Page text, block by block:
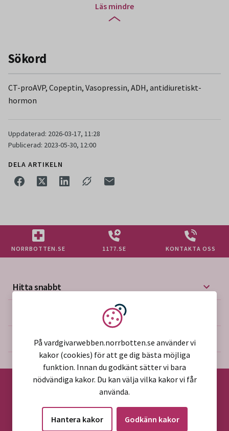
Läs mindre
Sökord
CT-proAVP, Copeptin, Vasopressin, ADH, antidiuretiskt-
hormon
Uppdaterad: 2026-03-17, 11:28
Publicerad: 2023-05-30, 12:00
DELA ARTIKELN
NORRBOTTEN.SE 1177.SE KONTAKTA OSS
Hitta snabbt
Mer på vårdgivarwebben
Om webbplatsen
©2026 Region Norrbotten
Vi använder kakor
På vardgivarwebben.norrbotten.se använder vi
kakor (cookies) för att ge dig bästa möjliga
funktion. Innan du godkänt sätter vi bara
nödvändiga kakor. Du kan välja vilka kakor vi får
använda.
Hantera kakor Godkänn kakor